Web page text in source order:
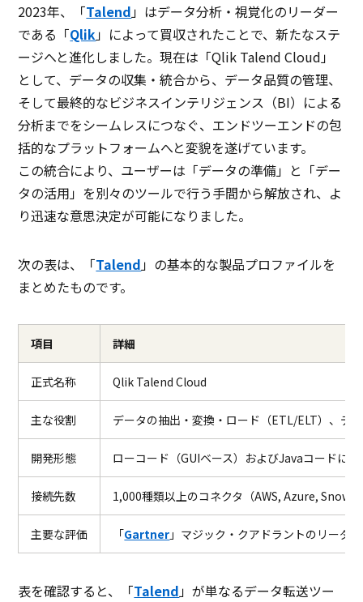
2023年、「Talend」はデータ分析・視覚化のリーダー
である「Qlik」によって買収されたことで、新たなステ
ージへと進化しました。現在は「Qlik Talend Cloud」
として、データの収集・統合から、データ品質の管理、
そして最終的なビジネスインテリジェンス（BI）による
分析までをシームレスにつなぐ、エンドツーエンドの包
括的なプラットフォームへと変貌を遂げています。
この統合により、ユーザーは「データの準備」と「デー
タの活用」を別々のツールで行う手間から解放され、よ
り迅速な意思決定が可能になりました。
次の表は、「Talend」の基本的な製品プロファイルを
まとめたものです。
項目 詳細
正式名称 Qlik Talend Cloud
主な役割 データの抽出・変換・ロード（ETL/ELT）、デ
開発形態 ローコード（GUIベース）およびJavaコードに
接続先数 1,000種類以上のコネクタ（AWS, Azure,
主要な評価 「Gartner 」マジック・クアドラントのリーダー
表を確認すると、「Talend」が単なるデータ転送ツー